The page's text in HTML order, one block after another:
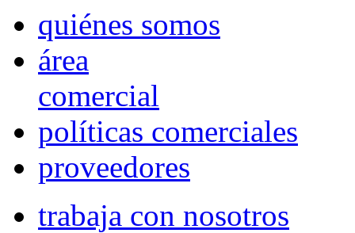
quiénes somos
área
comercial
políticas comerciales
proveedores
trabaja con nosotros